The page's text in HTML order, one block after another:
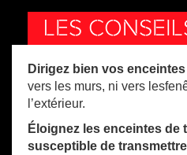
LES
Dirigez bien vos enceintes
vers les murs, ni vers
l’extérieur.
Éloignez les enceintes de
susceptible de